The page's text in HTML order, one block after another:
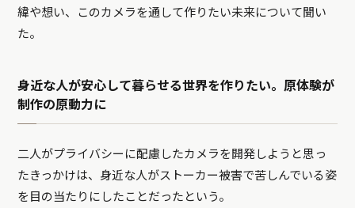
緯や想い、このカメラを通して作りたい未来について聞い
た。
身近な人が安心して暮らせる世界を作りたい。原体験が
制作の原動力に
二人がプライバシーに配慮したカメラを開発しようと思っ
たきっかけは、身近な人がストーカー被害で苦しんでいる姿
を目の当たりにしたことだったという。